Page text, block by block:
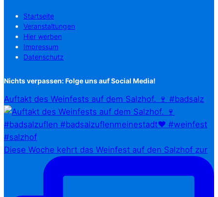
Startseite
Veranstaltungen
Hier werben
Impressum
Datenschutz
Nichts verpassen: Folge uns auf Social Media!
Auftakt des Weinfests auf dem Salzhof. 🍷 #badsalz
Diese Woche kehrt das Weinfest auf den Salzhof zur